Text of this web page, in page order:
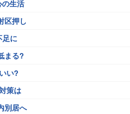
生活
区押し
足に
まる?
い?
策は
別居へ